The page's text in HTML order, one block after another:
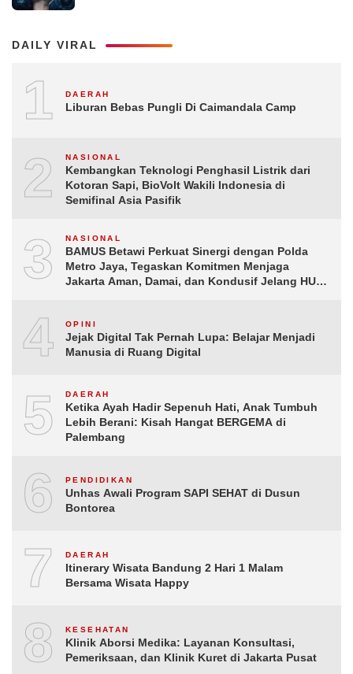
DAILY VIRAL
1 DAERAH
Liburan Bebas Pungli Di Caimandala Camp
2 NASIONAL
Kembangkan Teknologi Penghasil Listrik dari
Kotoran Sapi, BioVolt Wakili Indonesia di
Semifinal Asia Pasifik
3 NASIONAL
BAMUS Betawi Perkuat Sinergi dengan Polda
Metro Jaya, Tegaskan Komitmen Menjaga
Jakarta Aman, Damai, dan Kondusif Jelang HUT
4 OPINI
Jejak Digital Tak Pernah Lupa: Belajar Menjadi
Manusia di Ruang Digital
5 DAERAH
Ketika Ayah Hadir Sepenuh Hati, Anak Tumbuh
Lebih Berani: Kisah Hangat BERGEMA di
Palembang
6 PENDIDIKAN
Unhas Awali Program SAPI SEHAT di Dusun
Bontorea
7 DAERAH
Itinerary Wisata Bandung 2 Hari 1 Malam
Bersama Wisata Happy
8 KESEHATAN
Klinik Aborsi Medika: Layanan Konsultasi,
Pemeriksaan, dan Klinik Kuret di Jakarta Pusat